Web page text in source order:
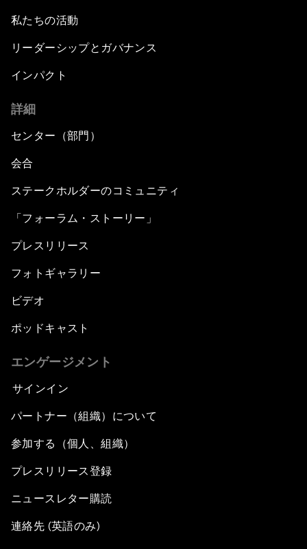
私たちの活動
リーダーシップとガバナンス
インパクト
詳細
センター（部門）
会合
ステークホルダーのコミュニティ
「フォーラム・ストーリー」
プレスリリース
フォトギャラリー
ビデオ
ポッドキャスト
エンゲージメント
サインイン
パートナー（組織）について
参加する（個人、組織）
プレスリリース登録
ニュースレター購読
連絡先 (英語のみ)